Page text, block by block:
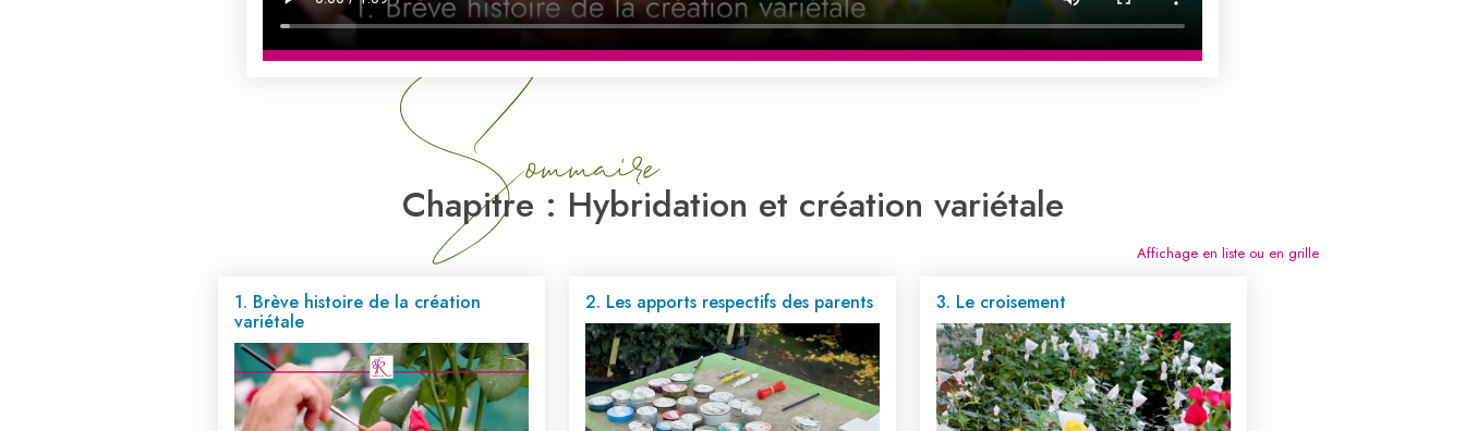
Sommaire
Chapitre : Hybridation et création variétale
Affichage en liste ou en grille
1. Brève histoire de la création
variétale
2. Les apports respectifs des parents 3. Le croisement